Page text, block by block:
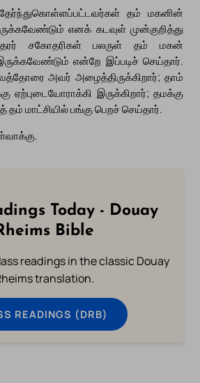
தம் மகனின்
எனக் கடவுள் முன்குறித்து
சகோதரிகள் பலருள் தம் மகன்
என்றே இப்படிச் செய்தார்.
அவர் அழைத்திருக்கிறார்; தாம்
இருக்கிறார்; தமக்கு
மாட்சியில் பங்கு பெறச் செய்தார்.
Today - Douay
Bible
readings in the classic Douay
translation.
READINGS (DRB)